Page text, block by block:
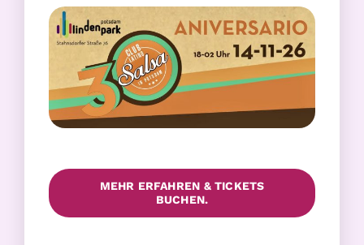
MEHR ERFAHREN & TICKETS
BUCHEN.